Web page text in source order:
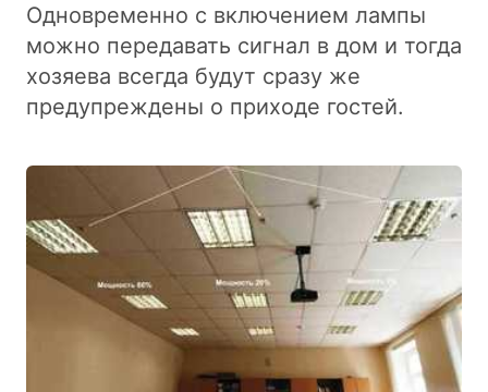
Одновременно с включением лампы
можно передавать сигнал в дом и тогда
хозяева всегда будут сразу же
предупреждены о приходе гостей.